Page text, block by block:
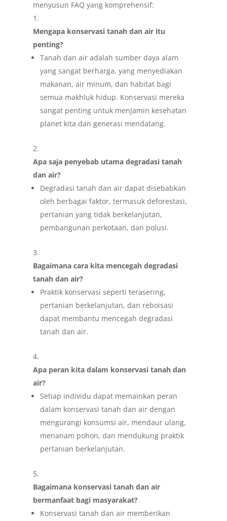
menyusun FAQ yang komprehensif:
Mengapa konservasi tanah dan air itu
penting?
Tanah dan air adalah sumber daya alam
yang sangat berharga, yang menyediakan
makanan, air minum, dan habitat bagi
semua makhluk hidup. Konservasi mereka
sangat penting untuk menjamin kesehatan
planet kita dan generasi mendatang.
Apa saja penyebab utama degradasi tanah
dan air?
Degradasi tanah dan air dapat disebabkan
oleh berbagai faktor, termasuk deforestasi,
pertanian yang tidak berkelanjutan,
pembangunan perkotaan, dan polusi.
Bagaimana cara kita mencegah degradasi
tanah dan air?
Praktik konservasi seperti terasering,
pertanian berkelanjutan, dan reboisasi
dapat membantu mencegah degradasi
tanah dan air.
Apa peran kita dalam konservasi tanah dan
air?
Setiap individu dapat memainkan peran
dalam konservasi tanah dan air dengan
mengurangi konsumsi air, mendaur ulang,
menanam pohon, dan mendukung praktik
pertanian berkelanjutan.
Bagaimana konservasi tanah dan air
bermanfaat bagi masyarakat?
Konservasi tanah dan air memberikan